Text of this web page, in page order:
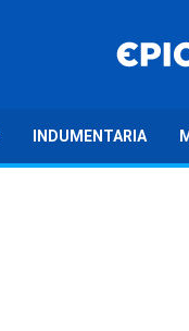
INDUMENTARIA